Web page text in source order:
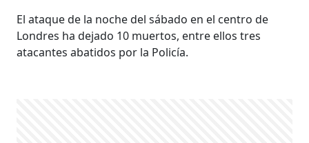
El ataque de la noche del sábado en el centro de
Londres ha dejado 10 muertos, entre ellos tres
atacantes abatidos por la Policía.